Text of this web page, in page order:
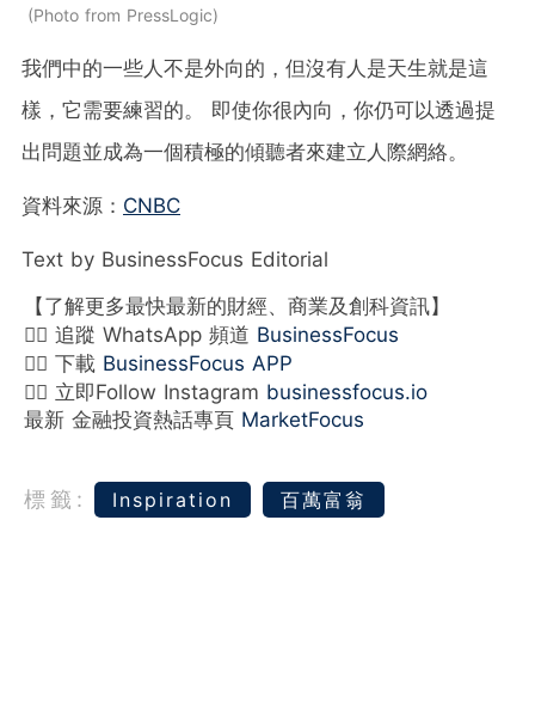
Photo from PressLogic
我們中的一些人不是外向的，但沒有人是天生就是這
樣，它需要練習的。 即使你很內向，你仍可以透過提
出問題並成為一個積極的傾聽者來建立人際網絡。
資料來源： CNBC
Text by BusinessFocus Editorial
【了解更多最快最新的財經、商業及創科資訊】
👉🏻 追蹤 WhatsApp 頻道 BusinessFocus
👉🏻 下載 BusinessFocus APP
👉🏻 立即Follow Instagram businessfocus.io
最新 金融投資熱話專頁 MarketFocus
標籤: Inspiration 百萬富翁